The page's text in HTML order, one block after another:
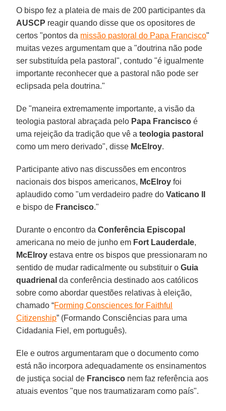
O bispo fez a plateia de mais de 200 participantes da
AUSCP reagir quando disse que os opositores de
certos "pontos da missão pastoral do Papa Francisco"
muitas vezes argumentam que a "doutrina não pode
ser substituída pela pastoral", contudo "é igualmente
importante reconhecer que a pastoral não pode ser
eclipsada pela doutrina."
De "maneira extremamente importante, a visão da
teologia pastoral abraçada pelo Papa Francisco é
uma rejeição da tradição que vê ateologia pastoral
como um mero derivado", disse McElroy.
Participante ativo nas discussões em encontros
nacionais dos bispos americanos, McElroy foi
aplaudido como "um verdadeiro padre doVaticano II
e bispo de Francisco."
Durante o encontro daConferência Episcopal
americana no meio de junho em Fort Lauderdale,
McElroy estava entre os bispos que pressionaram no
sentido de mudar radicalmente ou substituir oGuia
quadrienal da conferência destinado aos católicos
sobre como abordar questões relativas à eleição,
chamado “Forming Consciences for Faithful
Citizenship” (Formando Consciências para uma
Cidadania Fiel, em português).
Ele e outros argumentaram que o documento como
está não incorpora adequadamente os ensinamentos
de justiça social de Francisco nem faz referência aos
atuais eventos "que nos traumatizaram como país".